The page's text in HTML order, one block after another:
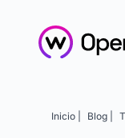
Inicio | Blog |